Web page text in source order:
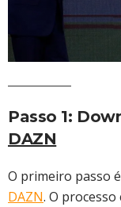
Passo 1:
DAZN
O primeiro passo
DAZN. O